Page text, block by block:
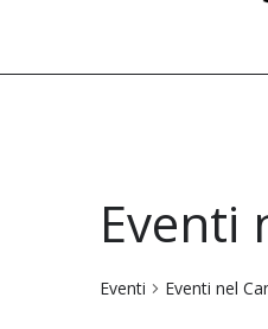
Eventi
Eventi Eventi nel